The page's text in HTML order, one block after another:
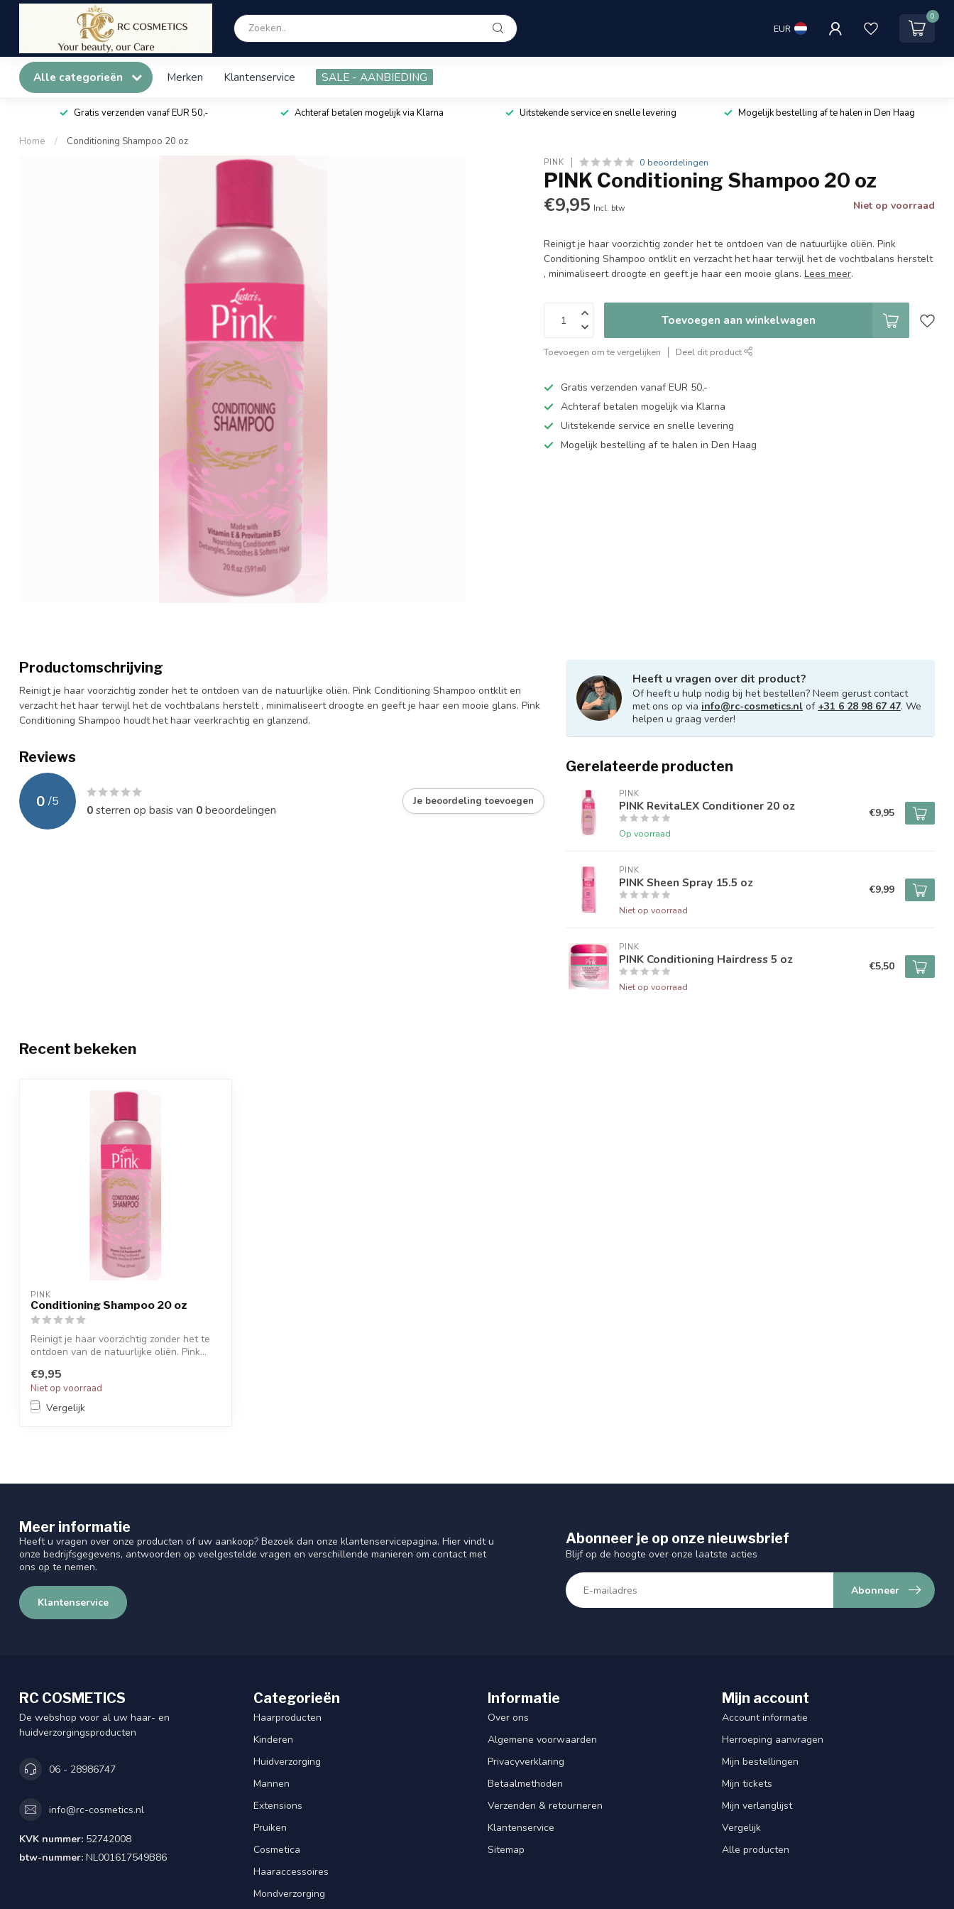
EUR
0
Alle categorieën Merken Klantenservice SALE - AANBIEDING
Gratis verzenden vanaf EUR 50,- Achteraf betalen mogelijk via Klarna Uitstekende service en snelle levering Mogelijk bestelling af te halen in Den Haag
Home / Conditioning Shampoo 20 oz
PINK 0 beoordelingen
PINK Conditioning Shampoo 20 oz
€9,95 Incl. btw Niet op voorraad
Reinigt je haar voorzichtig zonder het te ontdoen van de natuurlijke oliën. Pink
Conditioning Shampoo ontklit en verzacht het haar terwijl het de vochtbalans herstelt
, minimaliseert droogte en geeft je haar een mooie glans.Lees meer.
Toevoegen aan winkelwagen
Toevoegen om te vergelijken Deel dit product
Gratis verzenden vanaf EUR 50,-
Achteraf betalen mogelijk via Klarna
Uitstekende service en snelle levering
Mogelijk bestelling af te halen in Den Haag
Productomschrijving
Reinigt je haar voorzichtig zonder het te ontdoen van de natuurlijke oliën. Pink Conditioning Shampoo ontklit en
verzacht het haar terwijl het de vochtbalans herstelt , minimaliseert droogte en geeft je haar een mooie glans. Pink
Conditioning Shampoo houdt het haar veerkrachtig en glanzend.
Reviews
0 /5
0sterren op basis van 0beoordelingen
Je beoordeling toevoegen
Heeft u vragen over dit product?
Of heeft u hulp nodig bij het bestellen? Neem gerust contact
met ons op via info@rc-cosmetics.nl of +31 6 28 98 67 47. We
helpen u graag verder!
Gerelateerde producten
PINK
PINK RevitaLEX Conditioner 20 oz
Op voorraad
€9,95
PINK
PINK Sheen Spray 15.5 oz
Niet op voorraad
€9,99
PINK
PINK Conditioning Hairdress 5 oz
Niet op voorraad
€5,50
Recent bekeken
PINK
Conditioning Shampoo 20 oz
Reinigt je haar voorzichtig zonder het te
ontdoen van de natuurlijke oliën. Pink...
€9,95
Niet op voorraad
Vergelijk
Meer informatie
Heeft u vragen over onze producten of uw aankoop? Bezoek dan onze klantenservicepagina. Hier vindt u
onze bedrijfsgegevens, antwoorden op veelgestelde vragen en verschillende manieren om contact met
ons op te nemen.
Klantenservice
Abonneer je op onze nieuwsbrief
Blijf op de hoogte over onze laatste acties
Abonneer
RC COSMETICS
De webshop voor al uw haar- en
huidverzorgingsproducten
06 - 28986747
info@rc-cosmetics.nl
KVK nummer: 52742008
btw-nummer: NL001617549B86
Categorieën
Haarproducten
Kinderen
Huidverzorging
Mannen
Extensions
Pruiken
Cosmetica
Haaraccessoires
Mondverzorging
Informatie
Over ons
Algemene voorwaarden
Privacyverklaring
Betaalmethoden
Verzenden & retourneren
Klantenservice
Sitemap
Mijn account
Account informatie
Herroeping aanvragen
Mijn bestellingen
Mijn tickets
Mijn verlanglijst
Vergelijk
Alle producten